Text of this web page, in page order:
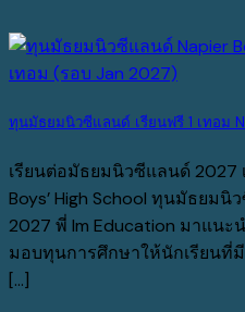
ทุนมัธยมนิวซีแลนด์ เรียนฟรี 1 เทอม
เรียนต่อมัธยมนิวซีแลนด์ 2027
Boys’ High School ทุนมัธยม
2027 พี่ Im Education มาแน
มอบทุนการศึกษาให้นักเรียนที่
[...]